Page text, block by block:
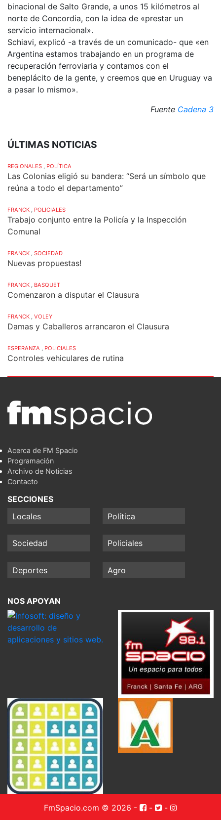
binacional de Salto Grande, a unos 15 kilómetros al
norte de Concordia, con la idea de «prestar un
servicio internacional».
Schiavi, explicó -a través de un comunicado- que «en
Argentina estamos trabajando en un programa de
recuperación ferroviaria y contamos con el
beneplácito de la gente, y creemos que en Uruguay va
a pasar lo mismo».
Fuente Cadena 3
ÚLTIMAS NOTICIAS
REGIONALES , POLÍTICA
Las Colonias eligió su bandera: “Será un símbolo que
reúna a todo el departamento”
FRANCK , POLICIALES
Trabajo conjunto entre la Policía y la Inspección
Comunal
FRANCK , SOCIEDAD
Nuevas propuestas!
FRANCK , BASQUET
Comenzaron a disputar el Clausura
FRANCK , VOLEY
Damas y Caballeros arrancaron el Clausura
ESPERANZA , POLICIALES
Controles vehiculares de rutina
Acerca de FM Spacio
Programación
Archivo de Noticias
Contacto
SECCIONES
Locales
Política
Sociedad Policiales
Deportes Agro
NOS APOYAN
FmSpacio.com © 2026 - - -